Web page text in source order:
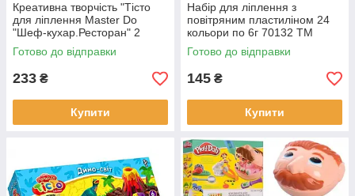
Креативна творчість "Тісто
для ліплення Master Do
"Шеф-кухар.Ресторан" 2
баночки і 10 стіків з тістом.
Готово до відправки
233 ₴
Купити
Набір для ліплення з
повітряним пластиліном 24
кольори по 6г 70132 ТМ
Lovin
Готово до відправки
145 ₴
Купити